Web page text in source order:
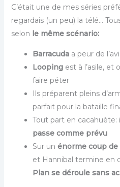
C’était une de mes séries
regardais (un peu) la télé…
selon le même scénario:
Barracudaa peur de
Loopingest à l’asile, et
faire péter
Ils préparent pleins
parfait pour la bataille
Tout part en cacahuète:
passe comme prévu
Sur un énorme coup de
et Hannibal termine en
Plan se déroule sans